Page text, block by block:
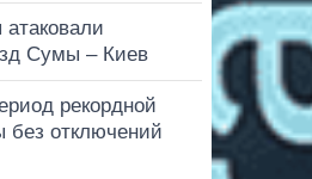
Сумы – Киев
рекордной
без отключений